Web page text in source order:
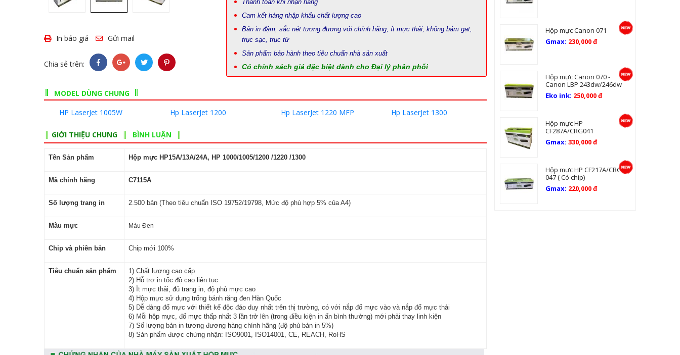
In báo giá Gửi mail
Chia sẻ trên:
Thanh toán khi nhận hàng
Cam kết hàng nhập khẩu chất lượng cao
Bản in đậm, sắc nét tương đương với chính hãng, ít mực thải, không bám gạt,
trục sạc, trục từ
Sản phẩm bảo hành theo tiêu chuẩn nhà sản xuất
Có chính sách giá đặc biệt dành cho Đại lý phân phối
MODEL DÙNG CHUNG
HP LaserJet 1005W
Hp LaserJet 1200 Hp LaserJet 1220 MFP Hp LaserJet 1300
GIỚI THIỆU CHUNG BÌNH LUẬN
Tên Sản phẩm Hộp mực HP15A/13A/24A, HP 1000/1005/1200 /1220 /1300
Mã chính hãng C7115A
Số lượng trang in 2.500 bản (Theo tiêu chuẩn ISO 19752/19798, Mức độ phù hợp 5% của A4)
Màu mực Màu Đen
Chip và phiên bản Chip mới 100%
Tiêu chuẩn sản phẩm
1) Chất lượng cao cấp
2) Hỗ trợ in tốc độ cao liên tục
3) Ít mực thải, đủ trang in, độ phủ mực cao
4) Hộp mực sử dụng trống bánh răng đen Hàn Quốc
5) Dễ dàng đổ mực với thiết kế độc đáo duy nhất trên thị trường, có với nắp đổ mực vào và nắp đổ mực thải
6) Mỗi hộp mực, đổ mực thấp nhất 3 lần trở lên (trong điều kiện in ấn bình thường) mới phải thay linh kiện
7) Số lượng bản in tương đương hàng chính hãng (độ phủ bản in 5%)
8) Sản phẩm được chứng nhận: ISO9001, ISO14001, CE, REACH, RoHS
Hộp mực Canon 071
Gmax: 230,000 đ
Hộp mực Canon 070 -
Canon LBP 243dw/246dw
Eko ink: 250,000 đ
Hộp mực HP
CF287A/CRG041
Gmax:330,000 đ
Hộp mực HP CF217A/CRG-
047 ( Có chip)
Gmax: 220,000 đ